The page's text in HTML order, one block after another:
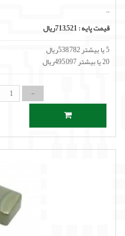
..
قیمت پایه :713,521ریال
5 یا بیشتر 538,782ریال
20 یا بیشتر 495,097ریال